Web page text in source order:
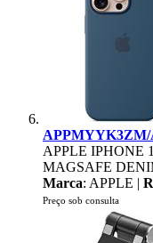
APPMYYK3ZM/
APPLE IPHONE
MAGSAFE
Marca: APPLE |
Preço sob consulta